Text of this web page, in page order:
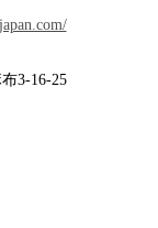
3-16-25